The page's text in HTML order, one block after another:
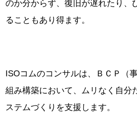
のか分からず、復旧が遅れたり、
ることもあり得ます。
ISOコムのコンサルは、ＢＣＰ（
組み構築において、ムリなく自分
ステムづくりを支援します。